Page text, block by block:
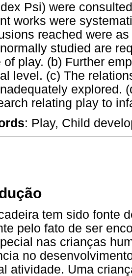
Psi) were
works were
reached were
studied are
of play. (b) Further
level. (c) The
explored.
relating play to
: Play, Child
tem sido fonte
pelo fato de ser
nas crianças
no
atividade. Uma